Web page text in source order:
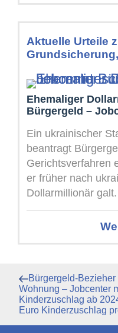
Aktuelle Urteile
Ehemaliger
Bürgergeld –
Ein ukrainischer
beantragt
Gerichtsverfahren
er früher nach
Dollarmillionär
daraus den
Beitragsnavigation
Vorheriger
Beitrag
Bürgergeld-
Wohnung – Jobcenter
Nächster
Beitrag
Kinderzuschlag ab
Euro Kinderzuschlag